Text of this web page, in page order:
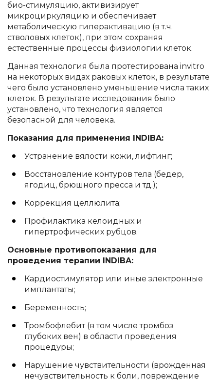
био-стимуляцию, активизирует
микроциркуляцию и обеспечивает
метаболическую гиперактивацию (в т.ч.
стволовых клеток), при этом сохраняя
естественные процессы физиологии клеток.
Данная технология была протестирована invitro
на некоторых видах раковых клеток, в результате
чего было установлено уменьшение числа таких
клеток. В результате исследования было
установлено, что технология является
безопасной для человека.
Показания для применения INDIBA:
Устранение вялости кожи, лифтинг;
Восстановление контуров тела (бедер,
ягодиц, брюшного пресса и тд.);
Коррекция целлюлита;
Профилактика келоидных и
гипертрофических рубцов.
Основные противопоказания для
проведения терапии INDIBA:
Кардиостимулятор или иные электронные
имплантаты;
Беременность;
Тромбофлебит (в том числе тромбоз
глубоких вен) в области проведения
процедуры;
Нарушение чувствительности (врожденная
нечувствительность к боли, повреждение